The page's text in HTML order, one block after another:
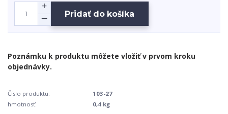
Pridať do košíka
Číslo produktu:
103-27
hmotnosť:
0,4 kg